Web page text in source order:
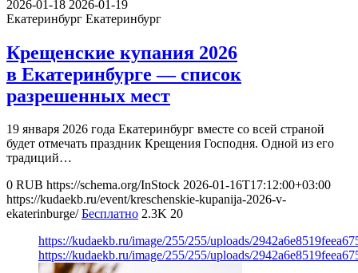
2026-01-18 2026-01-19
Екатеринбург Екатеринбург
Крещенские купания 2026
в Екатеринбурге — список
разрешенных мест
19 января 2026 года Екатеринбург вместе со всей страной
будет отмечать праздник Крещения Господня. Одной из его
традиций…
0 RUB https://schema.org/InStock 2026-01-16T17:12:00+03:00
https://kudaekb.ru/event/kreschenskie-kupanija-2026-v-
ekaterinburge/ Бесплатно 2.3K 20
https://kudaekb.ru/image/255/255/uploads/
https://kudaekb.ru/image/255/255/uploads/